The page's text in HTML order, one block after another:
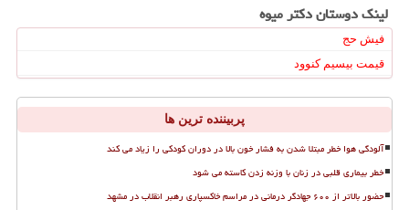
لینک دوستان دكتر میوه
فیش حج
قیمت بیسیم کنوود
پربیننده ترین ها
آلودگی هوا خطر مبتلا شدن به فشار خون بالا در دوران کودکی را زیاد می کند
خطر بیماری قلبی در زنان با وزنه زدن کاسته می شود
حضور بالاتر از ۶۰۰ جهادگر درمانی در مراسم خاکسپاری رهبر انقلاب در مشهد